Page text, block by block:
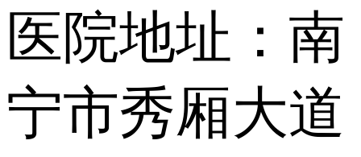
医院地址：南
宁市秀厢大道